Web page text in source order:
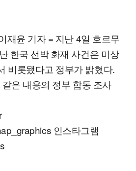
재윤 기자 = 지난 4일 호르무
한국 선박 화재 사건은 미상
비롯됐다고 정부가 밝혔다.
은 내용의 정부 합동 조사
인스타그램